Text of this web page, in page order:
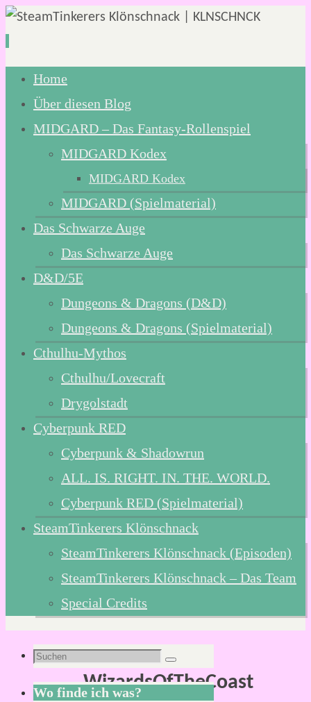
Zum
Inhalt
springen
Home
Über diesen Blog
MIDGARD – Das Fantasy-Rollenspiel
MIDGARD Kodex
MIDGARD Kodex
MIDGARD (Spielmaterial)
Das Schwarze Auge
Das Schwarze Auge
D&D/5E
Dungeons & Dragons (D&D)
Dungeons & Dragons (Spielmaterial)
Cthulhu-Mythos
Cthulhu/Lovecraft
Drygolstadt
Cyberpunk RED
Cyberpunk & Shadowrun
ALL. IS. RIGHT. IN. THE. WORLD.
Cyberpunk RED (Spielmaterial)
SteamTinkerers Klönschnack
SteamTinkerers Klönschnack (Episoden)
SteamTinkerers Klönschnack – Das Team
Special Credits
Schlagwort:
WizardsOfTheCoast
Suchen
nach:
Suchen
Wo finde ich was?